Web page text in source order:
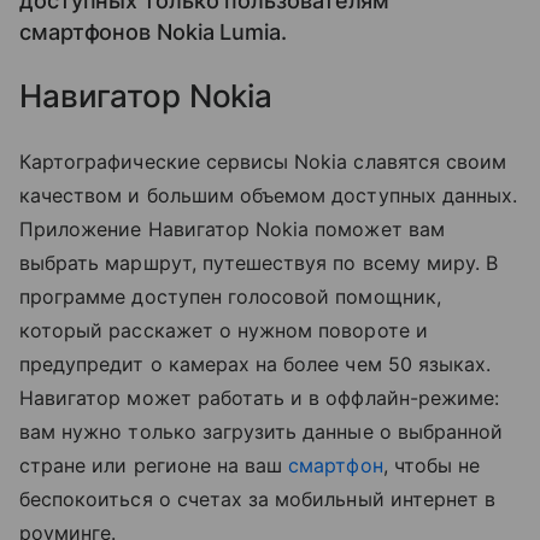
смартфонов Nokia Lumia.
Навигатор Nokia
Картографические сервисы Nokia славятся своим
качеством и большим объемом доступных данных.
Приложение Навигатор Nokia поможет вам
выбрать маршрут, путешествуя по всему миру. В
программе доступен голосовой помощник,
который расскажет о нужном повороте и
предупредит о камерах на более чем 50 языках.
Навигатор может работать и в оффлайн-режиме:
вам нужно только загрузить данные о выбранной
стране или регионе на ваш смартфон, чтобы не
беспокоиться о счетах за мобильный интернет в
роуминге.